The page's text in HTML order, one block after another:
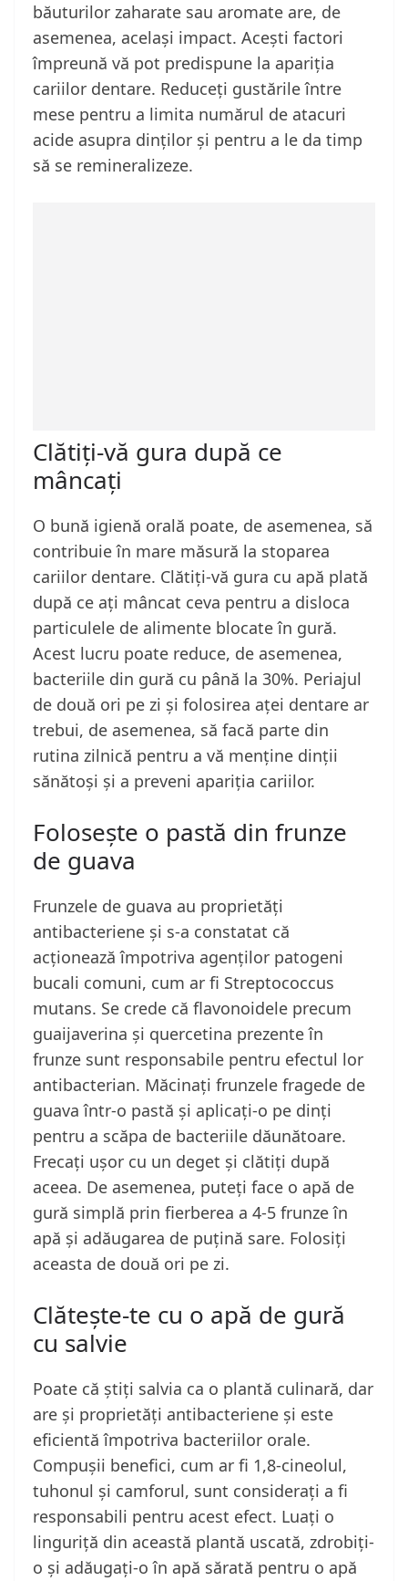
băuturilor zaharate sau aromate are, de
asemenea, același impact. Acești factori
împreună vă pot predispune la apariția
cariilor dentare. Reduceți gustările între
mese pentru a limita numărul de atacuri
acide asupra dinților și pentru a le da timp
să se remineralizeze.
Clătiți-vă gura după ce
mâncați
O bună igienă orală poate, de asemenea, să
contribuie în mare măsură la stoparea
cariilor dentare. Clătiți-vă gura cu apă plată
după ce ați mâncat ceva pentru a disloca
particulele de alimente blocate în gură.
Acest lucru poate reduce, de asemenea,
bacteriile din gură cu până la 30%. Periajul
de două ori pe zi și folosirea aței dentare ar
trebui, de asemenea, să facă parte din
rutina zilnică pentru a vă menține dinții
sănătoși și a preveni apariția cariilor.
Folosește o pastă din frunze
de guava
Frunzele de guava au proprietăți
antibacteriene și s-a constatat că
acționează împotriva agenților patogeni
bucali comuni, cum ar fi Streptococcus
mutans. Se crede că flavonoidele precum
guaijaverina și quercetina prezente în
frunze sunt responsabile pentru efectul lor
antibacterian. Măcinați frunzele fragede de
guava într-o pastă și aplicați-o pe dinți
pentru a scăpa de bacteriile dăunătoare.
Frecați ușor cu un deget și clătiți după
aceea. De asemenea, puteți face o apă de
gură simplă prin fierberea a 4-5 frunze în
apă și adăugarea de puțină sare. Folosiți
aceasta de două ori pe zi.
Clătește-te cu o apă de gură
cu salvie
Poate că știți salvia ca o plantă culinară, dar
are și proprietăți antibacteriene și este
eficientă împotriva bacteriilor orale.
Compușii benefici, cum ar fi 1,8-cineolul,
tuhonul și camforul, sunt considerați a fi
responsabili pentru acest efect. Luați o
linguriță din această plantă uscată, zdrobiți-
o și adăugați-o în apă sărată pentru o apă